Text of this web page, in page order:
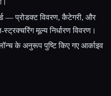
— प्रोडक्ट विवरण, कैटेगरी, और
मूल्य निर्धारण विवरण।
के अनुरूप पुष्टि किए गए आर्काइव